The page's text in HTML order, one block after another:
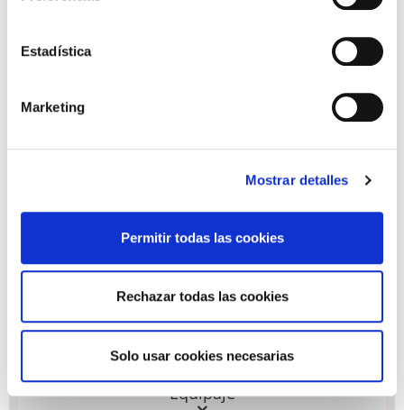
Estadística
Marketing
Mostrar detalles
Permitir todas las cookies
Rechazar todas las cookies
Solo usar cookies necesarias
CRUCERO
El voltaje de los enchufes para tus aparatos
las navieras españolas, y en las extranjeras de 110,
En todo caso, desde Miramar Cruises te aconsejamos
evitar problemas.
Equipaje